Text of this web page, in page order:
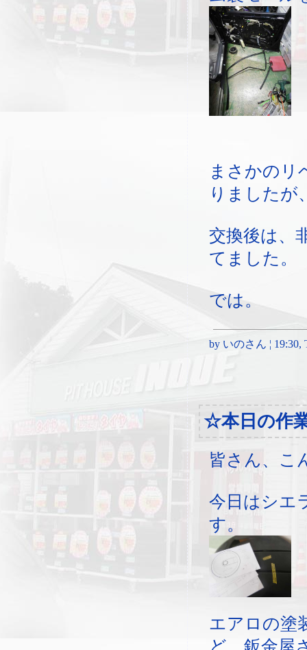
まさかのリ
りましたが
交換後は、
てました。
では。
by いのさん ¦ 19:30,
☆本日の作
皆さん、こ
今日はシエ
す。
エアロの塗
ど、鈑金屋